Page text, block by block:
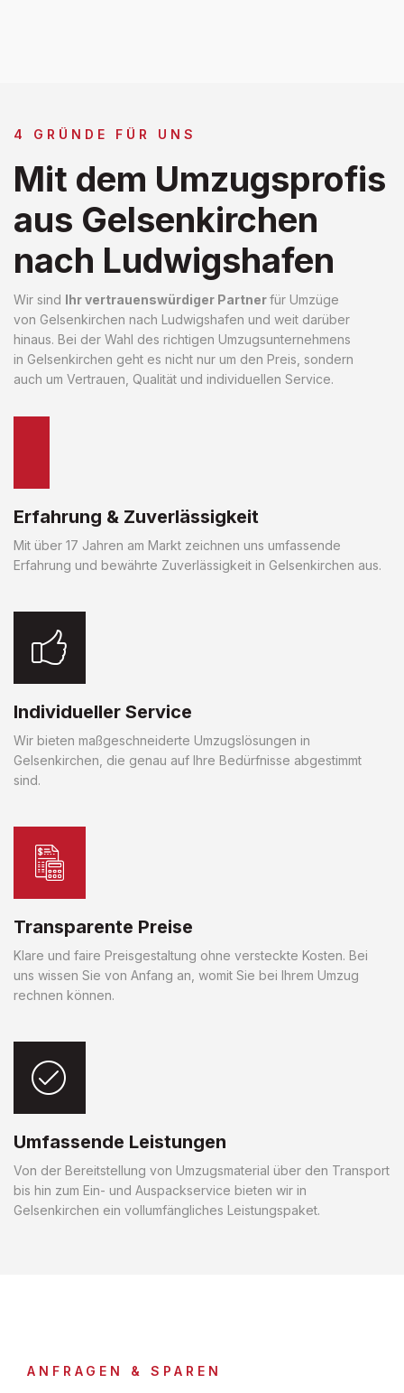
4 GRÜNDE FÜR UNS
Mit dem Umzugsprofis
aus Gelsenkirchen
nach Ludwigshafen
Wir sind Ihr vertrauenswürdiger Partnerfür Umzüge
von Gelsenkirchen nach Ludwigshafen und weit darüber
hinaus. Bei der Wahl des richtigen Umzugsunternehmens
in Gelsenkirchen geht es nicht nur um den Preis, sondern
auch um Vertrauen, Qualität und individuellen Service.
Erfahrung & Zuverlässigkeit
Mit über 17 Jahren am Markt zeichnen uns umfassende
Erfahrung und bewährte Zuverlässigkeit in Gelsenkirchen aus.
Individueller Service
Wir bieten maßgeschneiderte Umzugslösungen in
Gelsenkirchen, die genau auf Ihre Bedürfnisse abgestimmt
sind.
Transparente Preise
Klare und faire Preisgestaltung ohne versteckte Kosten. Bei
uns wissen Sie von Anfang an, womit Sie bei Ihrem Umzug
rechnen können.
Umfassende Leistungen
Von der Bereitstellung von Umzugsmaterial über den Transport
bis hin zum Ein- und Auspackservice bieten wir in
Gelsenkirchen ein vollumfängliches Leistungspaket.
ANFRAGEN & SPAREN